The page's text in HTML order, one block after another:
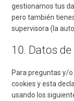
gestionamos tus
pero también
supervisora (la
10. Datos
Para preguntas y/
cookies y esta
usando los